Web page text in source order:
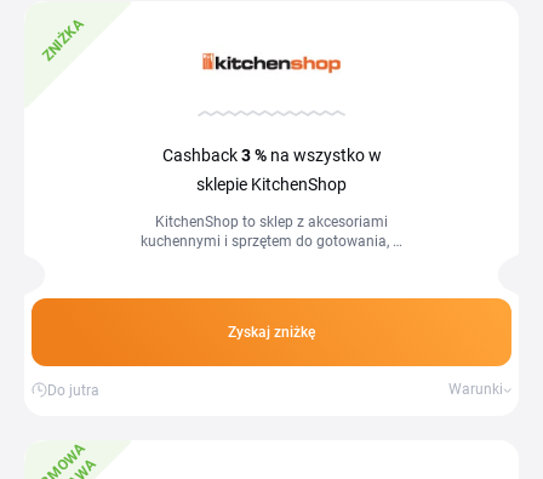
zamówieniu naczyń, urządzeń kuchennych oraz
akcesoriów do pieczenia i serwowania. Wszystkie dostępne
kodów procentowych, przez zniżki KitchenShop kwotowe,
skopiować wybrany kod, wkleić go w polu rabatowym w
koszyku i sfinalizować zakupy taniej.
ZNIŻKA
Cashback3 %na wszystko w
sklepie KitchenShop
KitchenShop to sklep z akcesoriami
kuchennymi i sprzętem do gotowania, w
noże i...
Zyskaj zniżkę
Do jutra Warunki